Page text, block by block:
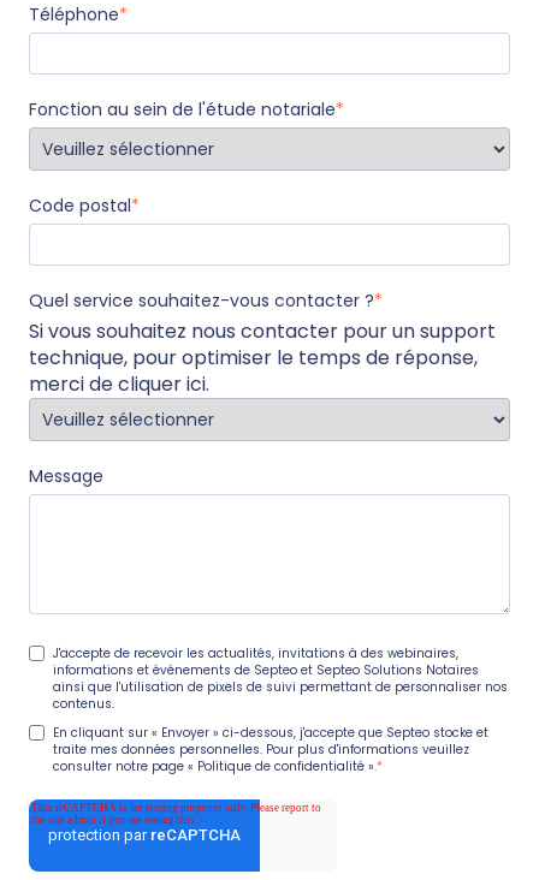
Téléphone*
Fonction au sein de l'étude notariale*
Code postal*
Quel service souhaitez-vous contacter ?*
Si vous souhaitez nous contacter pour un support
technique, pour optimiser le temps de réponse,
merci decliquer ici.
Message
J'accepte de recevoir les actualités, invitations à des webinaires,
informations et événements de Septeo et Septeo Solutions Notaires
ainsi que l'utilisation de pixels de suivi permettant de personnaliser nos
contenus.
En cliquant sur « Envoyer » ci-dessous, j'accepte que Septeo stocke et
traite mes données personnelles. Pour plus d'informations veuillez
consulter notre page « Politique de confidentialité ».*